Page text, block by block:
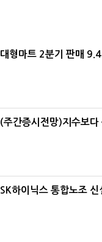
대형마트 2분기 판매
(주간증시전망)지수보
SK하이닉스 통합노조